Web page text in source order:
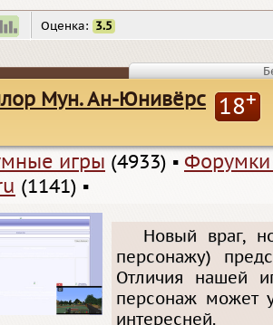
Оценка: 3.5
Мун. Ан-Юнивёрс 18+
игры (4933) ▪
(1141) ▪
Новый враг,
персонажу)
Отличия нашей
персонаж может
интересней.